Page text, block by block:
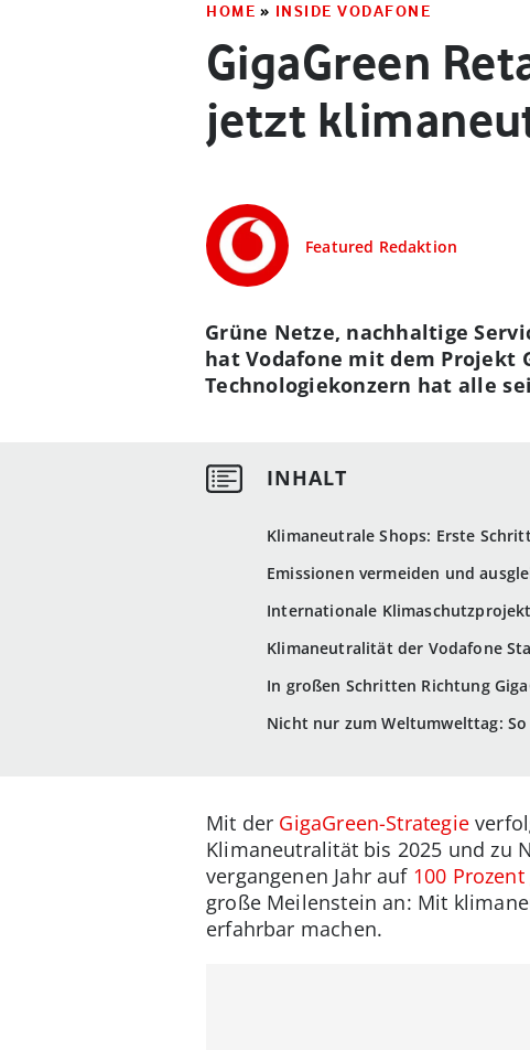
HOME » INSIDE VODAFONE
GigaGreen
jetzt
Featured Redaktion
Klimaneutrale Shops: Erste
Emissionen vermeiden und
Internationale
Klimaneutralität der Vodafone
In großen Schritten Richtung
Nicht nur zum Weltumwelttag:
Grüne Netze, nachhaltige
hat Vodafone mit dem Projekt
Technologiekonzern hat alle
Mit der GigaGreen-Strategie
Klimaneutralität bis 2025 und zu
vergangenen Jahr auf 100
große Meilenstein an: Mit
erfahrbar machen.